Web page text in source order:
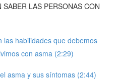
LAS PERSONAS CON
las habilidades que debemos
con asma (2:29)
asma y sus síntomas (2:44)